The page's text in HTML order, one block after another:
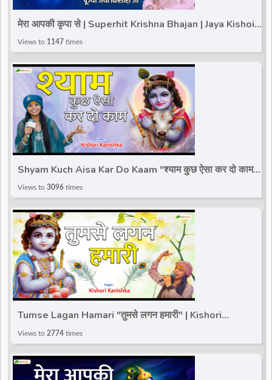
मेरा आपकी कृपा से | Superhit Krishna Bhajan | Jaya Kishoiri
Ji | Banke Bihari Bhajan 2025
Views to 1147 times
Shyam Kuch Aisa Kar Do Kaam "श्याम कुछ ऐसा कर दो काम"
| Kishori Kanishka | New Krishna Bhajan 2022
Views to 3096 times
Tumse Lagan Hamari "तुमसे लगन हमारी" | Kishori
Kanishka | Latest Krishna Bhajan 2022
Views to 2774 times